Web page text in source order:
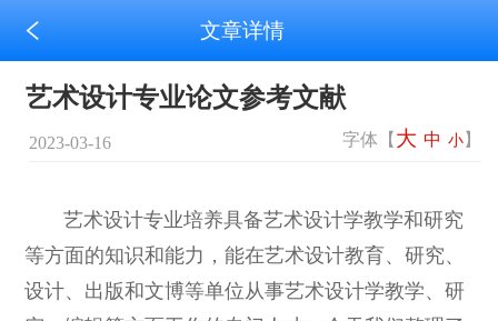
文章详情
艺术设计专业论文参考文献
2023-03-16 字体【 大 中 小】
艺术设计专业培养具备艺术设计学教学和研究
等方面的知识和能力，能在艺术设计教育、研究、
设计、出版和文博等单位从事艺术设计学教学、研